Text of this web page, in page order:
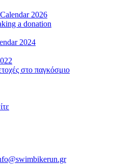
2026
a donation
2024
στο παγκόσμιο